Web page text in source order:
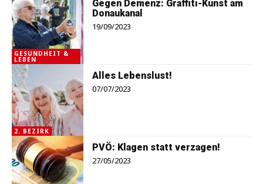
GESUNDHEIT &
LEBEN
Gegen Demenz: Graffiti-Kunst am
Donaukanal
19/09/2023
2. BEZIRK
Alles Lebenslust!
07/07/2023
PVÖ: Klagen statt verzagen!
27/05/2023